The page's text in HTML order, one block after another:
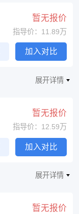
暂无报价
指导价：11.89万
加入对比
展开详情
暂无报价
指导价：12.59万
加入对比
展开详情
暂无报价